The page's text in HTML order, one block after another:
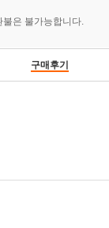
은 불가능합니다.
구매후기